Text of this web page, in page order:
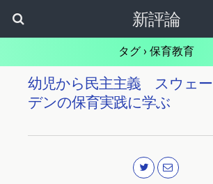
新評論
タグ › 保育教育
幼児から民主主義 スウェー
デンの保育実践に学ぶ